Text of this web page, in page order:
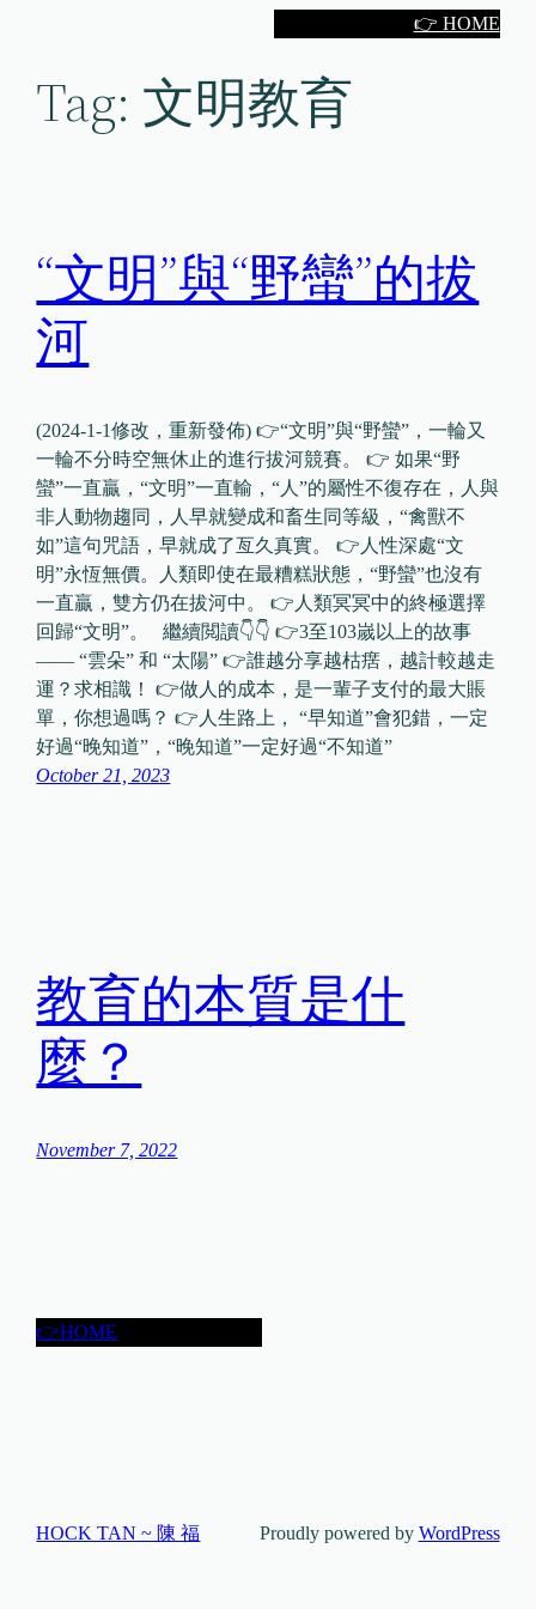
👉 HOME
Tag: 文明教育
“文明”與“野蠻”的拔
河
(2024-1-1修改，重新發佈) 👉“文明”與“野蠻”，一輪又
一輪不分時空無休止的進行拔河競賽。 👉 如果“野
蠻”一直贏，“文明”一直輸，“人”的屬性不復存在，人與
非人動物趨同，人早就變成和畜生同等級，“禽獸不
如”這句咒語，早就成了亙久真實。 👉人性深處“文
明”永恆無價。人類即使在最糟糕狀態，“野蠻”也沒有
一直贏，雙方仍在拔河中。 👉人類冥冥中的終極選擇
回歸“文明”。 繼續閲讀👇👇 👉3至103嵗以上的故事
—— “雲朵” 和 “太陽” 👉誰越分享越枯瘔，越計較越走
運？求相識！ 👉做人的成本，是一輩子支付的最大賬
單，你想過嗎？ 👉人生路上， “早知道”會犯錯，一定
好過“晚知道”，“晚知道”一定好過“不知道”
October 21, 2023
教育的本質是什
麼？
November 7, 2022
👉HOME
HOCK TAN ~ 陳 福 Proudly powered by WordPress